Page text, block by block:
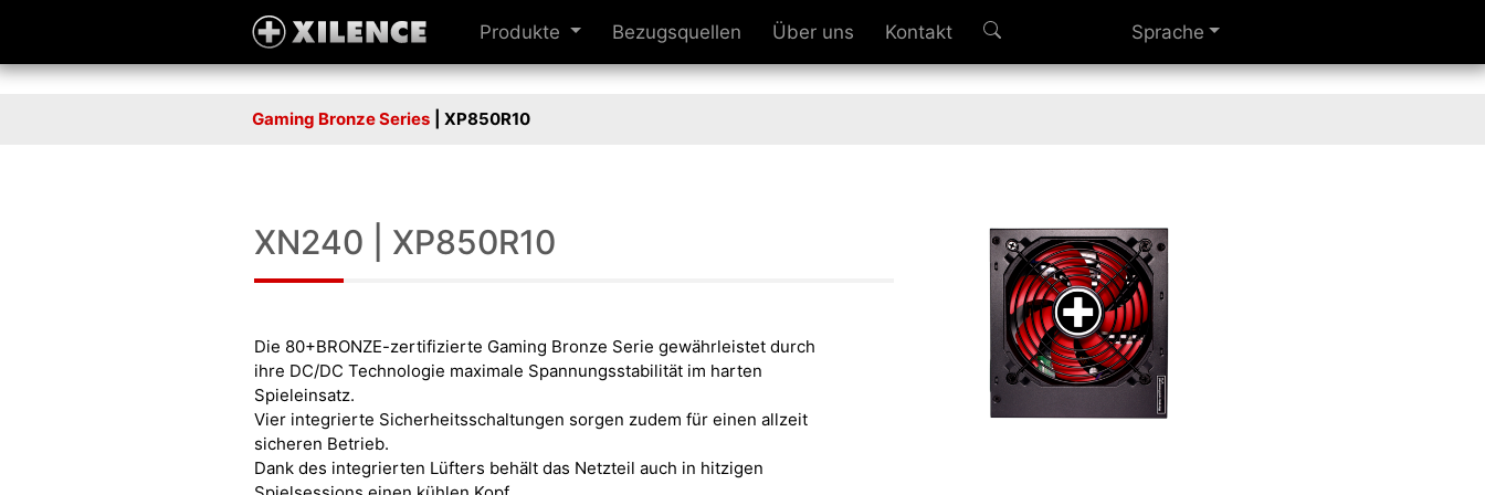
Produkte Bezugsquellen Über uns Kontakt Sprache
Gaming Bronze Series | XP850R10
XN240 | XP850R10
Die 80+BRONZE-zertifizierte Gaming Bronze Serie gewährleistet durch
ihre DC/DC Technologie maximale Spannungsstabilität im harten
Spieleinsatz.
Vier integrierte Sicherheitsschaltungen sorgen zudem für einen allzeit
sicheren Betrieb.
Dank des integrierten Lüfters behält das Netzteil auch in hitzigen